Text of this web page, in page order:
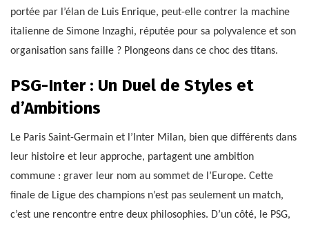
portée par l’élan de Luis Enrique, peut-elle contrer la machine
italienne de Simone Inzaghi, réputée pour sa polyvalence et son
organisation sans faille ? Plongeons dans ce choc des titans.
PSG-Inter : Un Duel de Styles et
d’Ambitions
Le Paris Saint-Germain et l’Inter Milan, bien que différents dans
leur histoire et leur approche, partagent une ambition
commune : graver leur nom au sommet de l’Europe. Cette
finale de Ligue des champions n’est pas seulement un match,
c’est une rencontre entre deux philosophies. D’un côté, le PSG,